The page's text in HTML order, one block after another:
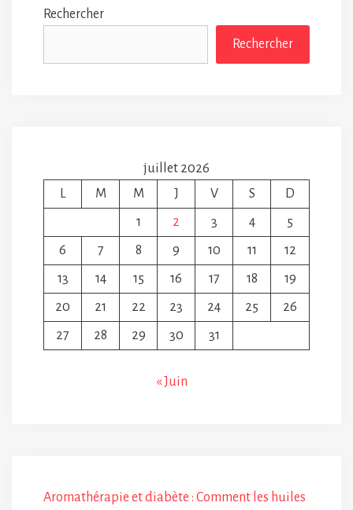
Rechercher
Rechercher
juillet 2026
L
M M J V S
D
1
2 3 4
5
6
7 8 9 10 11
12
13
14 15 16 17 18
19
20
21 22 23 24 25
26
27
28 29 30 31
« Juin
Aromathérapie et diabète : Comment les huiles